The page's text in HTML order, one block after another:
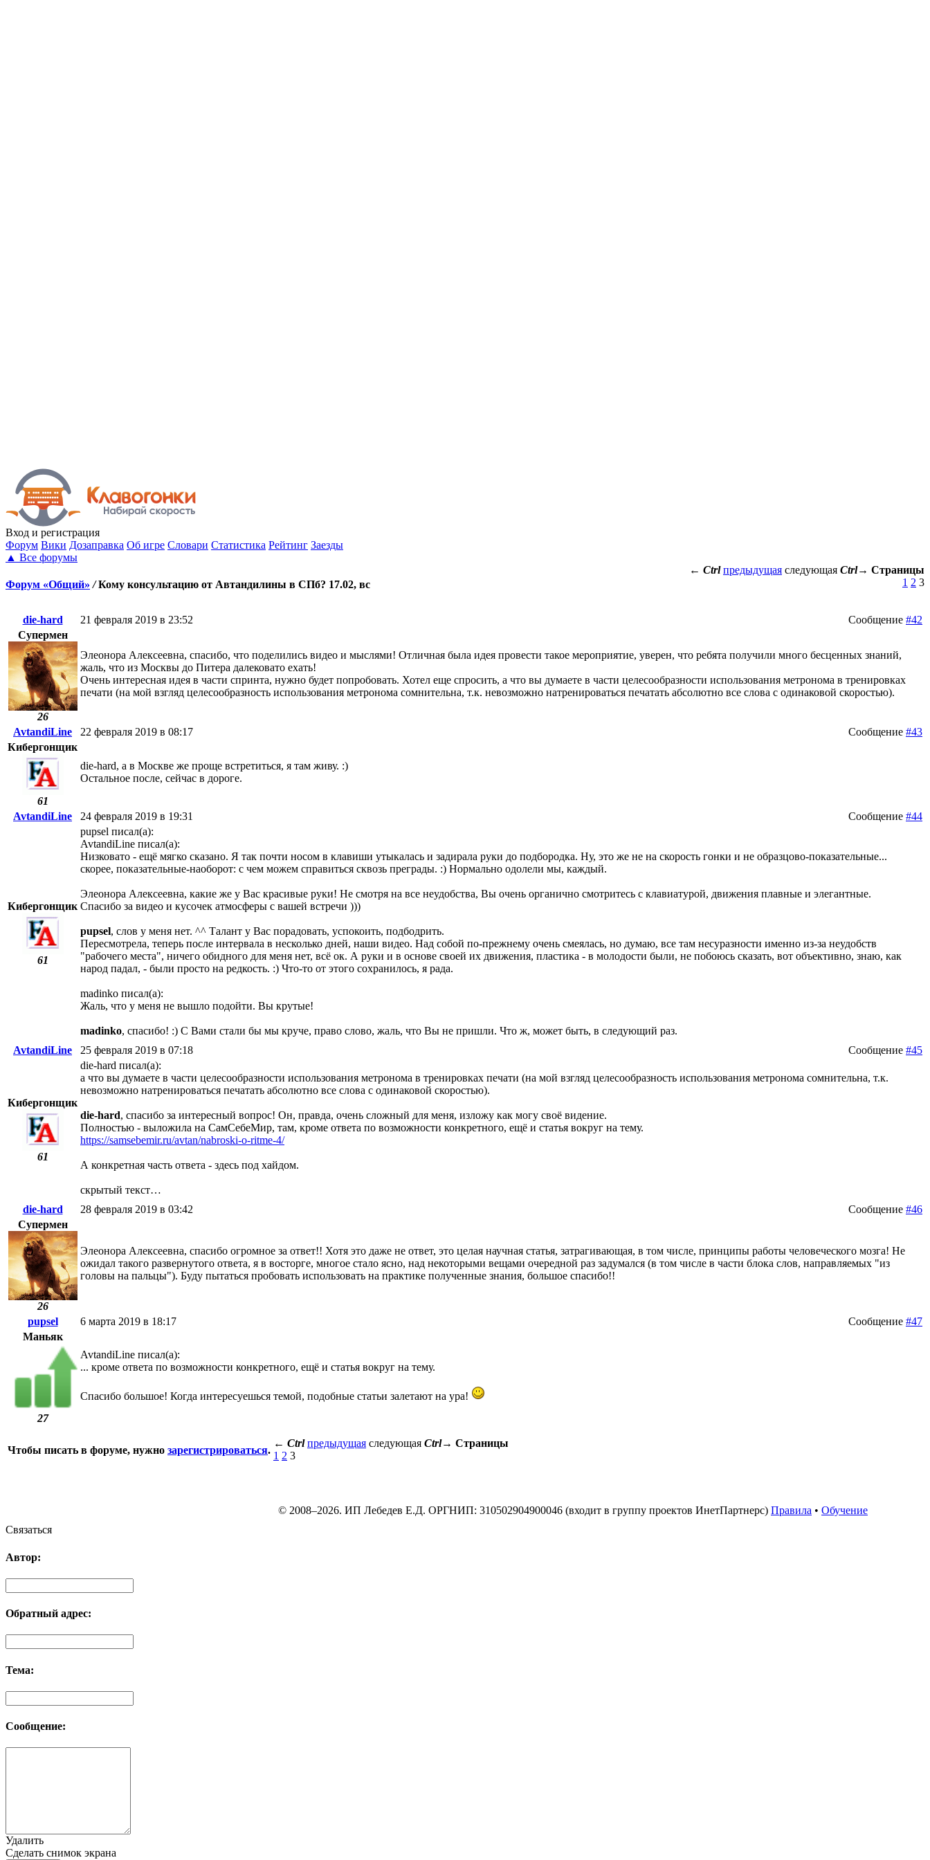
Вход и регистрация
Форум Вики Дозаправка Об игре Словари Статистика Рейтинг Заезды
▲ Все форумы
← Ctrl предыдущая следующая Ctrl→ Страницы
1 2 3
Форум «Общий» / Кому консультацию от Автандилины в СПб? 17.02, вс
die-hard Сообщение #42
21 февраля 2019 в 23:52
Супермен
26
Элеонора Алексеевна, спасибо, что поделились видео и мыслями! Отличная была идея провести такое мероприятие, уверен, что ребята получили много бесценных знаний,
жаль, что из Москвы до Питера далековато ехать!
Очень интересная идея в части спринта, нужно будет попробовать. Хотел еще спросить, а что вы думаете в части целесообразности использования метронома в тренировках
печати (на мой взгляд целесообразность использования метронома сомнительна, т.к. невозможно натренироваться печатать абсолютно все слова с одинаковой скоростью).
AvtandiLine Сообщение #43
22 февраля 2019 в 08:17
Кибергонщик
61
die-hard, а в Москве же проще встретиться, я там живу. :)
Остальное после, сейчас в дороге.
AvtandiLine Сообщение #44
24 февраля 2019 в 19:31
Кибергонщик
61
pupsel писал(а):
AvtandiLine писал(а):
Низковато - ещё мягко сказано. Я так почти носом в клавиши утыкалась и задирала руки до подбородка. Ну, это же не на скорость гонки и не образцово-показательные...
скорее, показательные-наоборот: с чем можем справиться сквозь преграды. :) Нормально одолели мы, каждый.
Элеонора Алексеевна, какие же у Вас красивые руки! Не смотря на все неудобства, Вы очень органично смотритесь с клавиатурой, движения плавные и элегантные.
Спасибо за видео и кусочек атмосферы с вашей встречи )))
pupsel, слов у меня нет. ^^ Талант у Вас порадовать, успокоить, подбодрить.
Пересмотрела, теперь после интервала в несколько дней, наши видео. Над собой по-прежнему очень смеялась, но думаю, все там несуразности именно из-за неудобств
"рабочего места", ничего обидного для меня нет, всё ок. А руки и в основе своей их движения, пластика - в молодости были, не побоюсь сказать, вот объективно, знаю, как
народ падал, - были просто на редкость. :) Что-то от этого сохранилось, я рада.
madinko писал(а):
Жаль, что у меня не вышло подойти. Вы крутые!
madinko, спасибо! :) С Вами стали бы мы круче, право слово, жаль, что Вы не пришли. Что ж, может быть, в следующий раз.
AvtandiLine
Сообщение #45
25 февраля 2019 в 07:18
Кибергонщик
61
die-hard писал(а):
а что вы думаете в части целесообразности использования метронома в тренировках печати (на мой взгляд целесообразность использования метронома сомнительна, т.к.
невозможно натренироваться печатать абсолютно все слова с одинаковой скоростью).
die-hard, спасибо за интересный вопрос! Он, правда, очень сложный для меня, изложу как могу своё видение.
Полностью - выложила на СамСебеМир, там, кроме ответа по возможности конкретного, ещё и статья вокруг на тему.
https://samsebemir.ru/avtan/nabroski-o-ritme-4/
А конкретная часть ответа - здесь под хайдом.
скрытый текст…
die-hard
Сообщение #46
28 февраля 2019 в 03:42
Супермен
26
Элеонора Алексеевна, спасибо огромное за ответ!! Хотя это даже не ответ, это целая научная статья, затрагивающая, в том числе, принципы работы человеческого мозга! Не
ожидал такого развернутого ответа, я в восторге, многое стало ясно, над некоторыми вещами очередной раз задумался (в том числе в части блока слов, направляемых "из
головы на пальцы"). Буду пытаться пробовать использовать на практике полученные знания, большое спасибо!!
pupsel Сообщение #47
6 марта 2019 в 18:17
Маньяк
27
AvtandiLine писал(а):
... кроме ответа по возможности конкретного, ещё и статья вокруг на тему.
Спасибо большое! Когда интересуешься темой, подобные статьи залетают на ура!
Чтобы писать в форуме, нужно зарегистрироваться.
← Ctrl предыдущая следующая Ctrl→ Страницы
1 2 3
© 2008–2026. ИП Лебедев Е.Д. ОРГНИП: 310502904900046 (входит в группу проектов ИнетПартнерс) Правила • Обучение
Связаться
Автор:
Обратный адрес:
Тема:
Сообщение:
Удалить
Сделать снимок экрана